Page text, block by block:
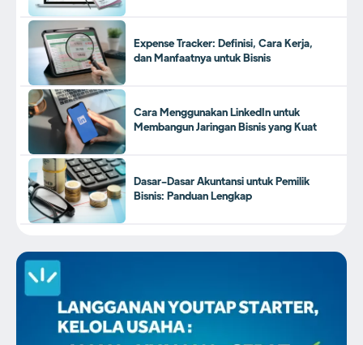
Expense Tracker: Definisi, Cara Kerja,
dan Manfaatnya untuk Bisnis
Cara Menggunakan LinkedIn untuk
Membangun Jaringan Bisnis yang Kuat
Dasar-Dasar Akuntansi untuk Pemilik
Bisnis: Panduan Lengkap